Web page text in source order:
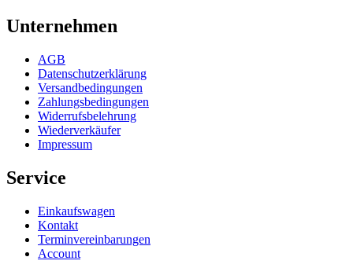
Unternehmen
AGB
Datenschutzerklärung
Versandbedingungen
Zahlungsbedingungen
Widerrufsbelehrung
Wiederverkäufer
Impressum
Service
Einkaufswagen
Kontakt
Terminvereinbarungen
Account